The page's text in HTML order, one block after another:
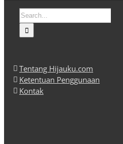
Search
for:
Tentang Hijauku.com
Ketentuan Penggunaan
Kontak